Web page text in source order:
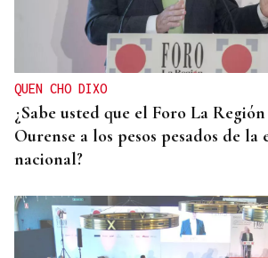
QUEN CHO DIXO
¿Sabe usted que el Foro La
Ourense a los pesos pesados de la
nacional?